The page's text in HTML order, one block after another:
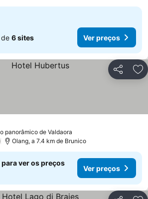
6 sites Ver preços
Partilhar
panorâmico de Valdaora
preços
Olang, a 7.4 km de Brunico
ver os preços
Ver preços